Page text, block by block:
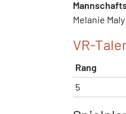
Melanie Maly
VR-
Rang
5